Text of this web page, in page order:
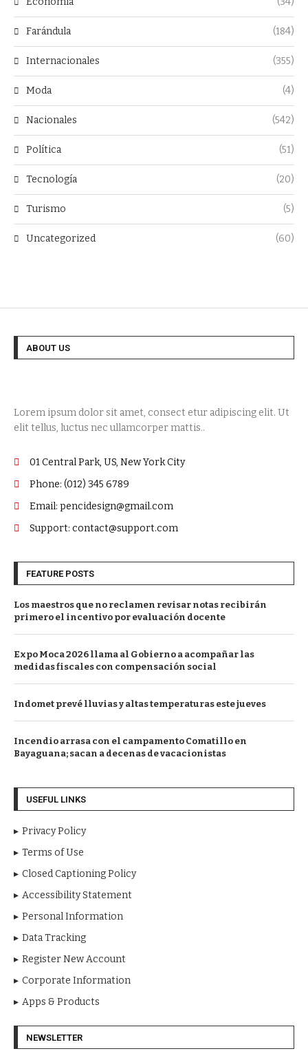
Farándula (184)
Internacionales (355)
Moda (4)
Nacionales (542)
Política (51)
Tecnología (20)
Turismo (5)
Uncategorized (60)
ABOUT US
Lorem ipsum dolor sit amet, consect etur adipiscing elit. Ut
elit tellus, luctus nec ullamcorper mattis..
01 Central Park, US, New York City
Phone: (012) 345 6789
Email: pencidesign@gmail.com
Support: contact@support.com
FEATURE POSTS
Los maestros que no reclamen revisar notas recibirán
primero el incentivo por evaluación docente
Expo Moca 2026 llama al Gobierno a acompañar las
medidas fiscales con compensación social
Indomet prevé lluvias y altas temperaturas este jueves
Incendio arrasa con el campamento Comatillo en
Bayaguana; sacan a decenas de vacacionistas
USEFUL LINKS
Privacy Policy
Terms of Use
Closed Captioning Policy
Accessibility Statement
Personal Information
Data Tracking
Register New Account
Corporate Information
Apps & Products
NEWSLETTER